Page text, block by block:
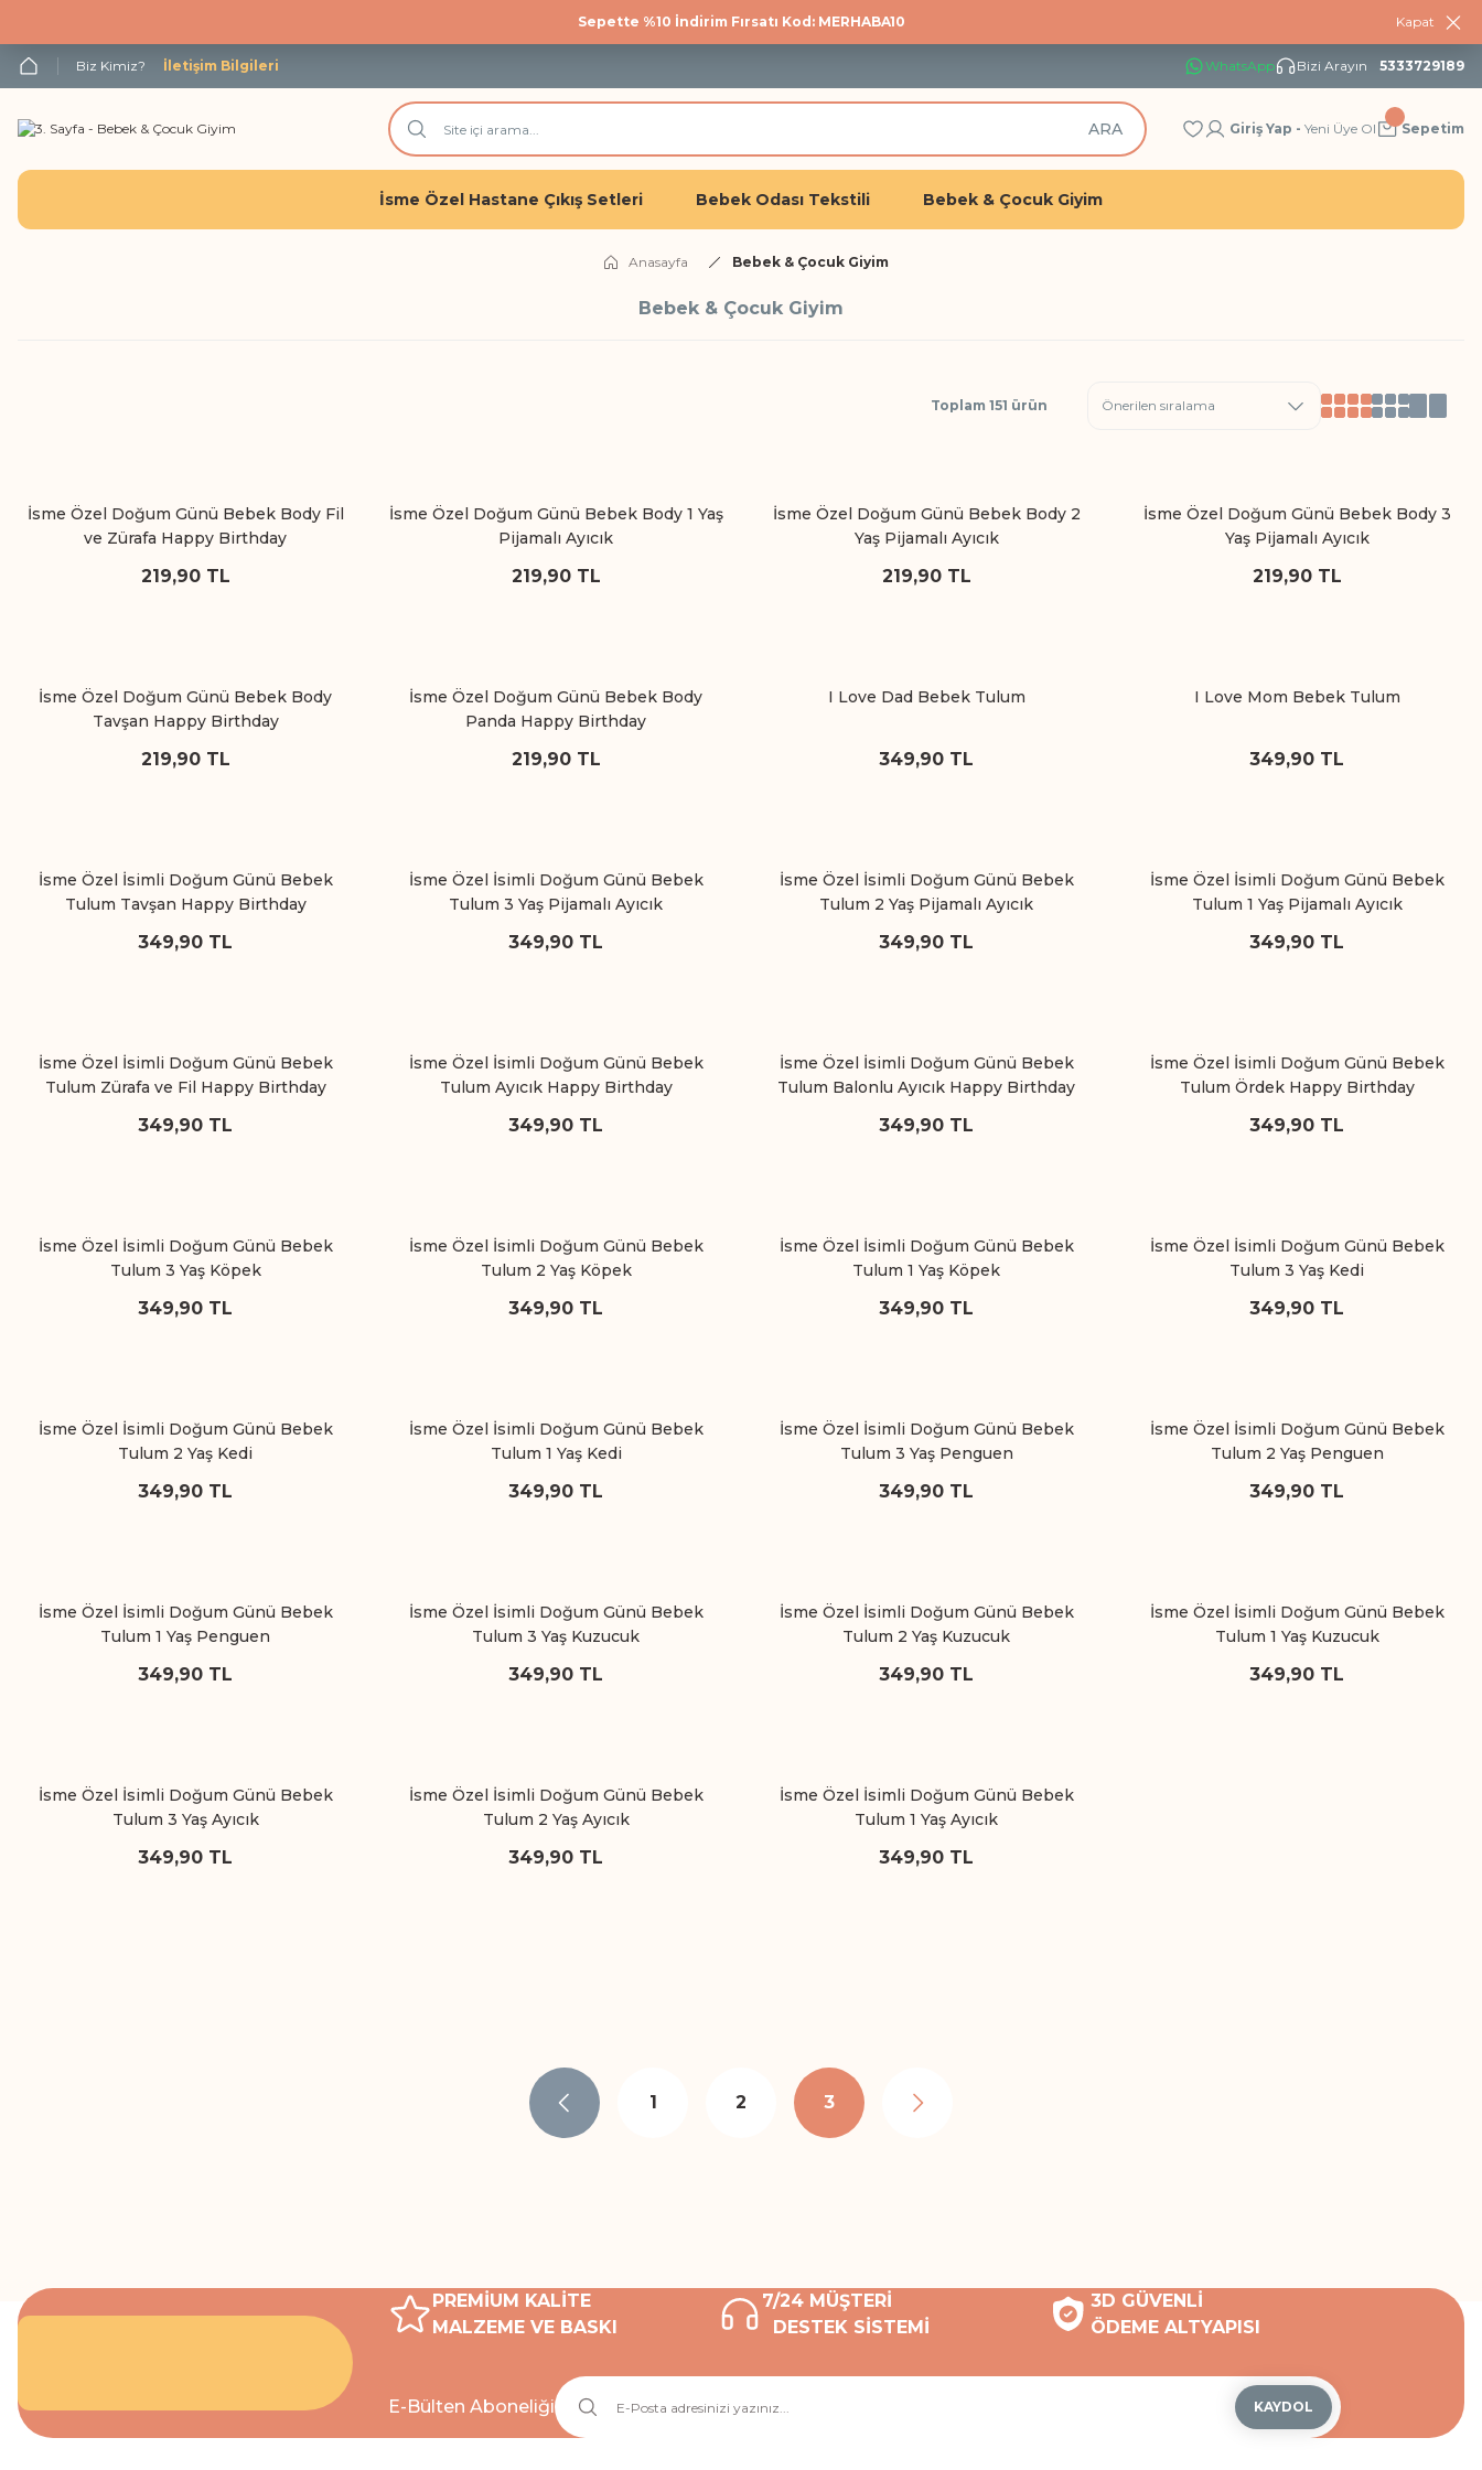
Sepette %10 İndirim Fırsatı Kod: MERHABA10 Kapat
Biz Kimiz? İletişim Bilgileri
Üye olan herkese %10 İndirim
WhatsApp Bizi Arayın 5333729189
ARA Giriş Yap - Yeni Üye Ol Sepetim
İsme Özel Hastane Çıkış Setleri Bebek Odası Tekstili Bebek & Çocuk Giyim
Anasayfa Bebek & Çocuk Giyim
Bebek & Çocuk Giyim
Toplam 151 ürün
İsme Özel Doğum Günü Bebek Body Fil
ve Zürafa Happy Birthday
219,90 TL
İsme Özel Doğum Günü Bebek Body 1 Yaş
Pijamalı Ayıcık
219,90 TL
İsme Özel Doğum Günü Bebek Body 2
Yaş Pijamalı Ayıcık
219,90 TL
İsme Özel Doğum Günü Bebek Body 3
Yaş Pijamalı Ayıcık
219,90 TL
İsme Özel Doğum Günü Bebek Body
Tavşan Happy Birthday
219,90 TL
İsme Özel Doğum Günü Bebek Body
Panda Happy Birthday
219,90 TL
I Love Dad Bebek Tulum
349,90 TL
I Love Mom Bebek Tulum
349,90 TL
İsme Özel İsimli Doğum Günü Bebek
Tulum Tavşan Happy Birthday
349,90 TL
İsme Özel İsimli Doğum Günü Bebek
Tulum 3 Yaş Pijamalı Ayıcık
349,90 TL
İsme Özel İsimli Doğum Günü Bebek
Tulum 2 Yaş Pijamalı Ayıcık
349,90 TL
İsme Özel İsimli Doğum Günü Bebek
Tulum 1 Yaş Pijamalı Ayıcık
349,90 TL
İsme Özel İsimli Doğum Günü Bebek
Tulum Zürafa ve Fil Happy Birthday
349,90 TL
İsme Özel İsimli Doğum Günü Bebek
Tulum Ayıcık Happy Birthday
349,90 TL
İsme Özel İsimli Doğum Günü Bebek
Tulum Balonlu Ayıcık Happy Birthday
349,90 TL
İsme Özel İsimli Doğum Günü Bebek
Tulum Ördek Happy Birthday
349,90 TL
İsme Özel İsimli Doğum Günü Bebek
Tulum 3 Yaş Köpek
349,90 TL
İsme Özel İsimli Doğum Günü Bebek
Tulum 2 Yaş Köpek
349,90 TL
İsme Özel İsimli Doğum Günü Bebek
Tulum 1 Yaş Köpek
349,90 TL
İsme Özel İsimli Doğum Günü Bebek
Tulum 3 Yaş Kedi
349,90 TL
İsme Özel İsimli Doğum Günü Bebek
Tulum 2 Yaş Kedi
349,90 TL
İsme Özel İsimli Doğum Günü Bebek
Tulum 1 Yaş Kedi
349,90 TL
İsme Özel İsimli Doğum Günü Bebek
Tulum 3 Yaş Penguen
349,90 TL
İsme Özel İsimli Doğum Günü Bebek
Tulum 2 Yaş Penguen
349,90 TL
İsme Özel İsimli Doğum Günü Bebek
Tulum 1 Yaş Penguen
349,90 TL
İsme Özel İsimli Doğum Günü Bebek
Tulum 3 Yaş Kuzucuk
349,90 TL
İsme Özel İsimli Doğum Günü Bebek
Tulum 2 Yaş Kuzucuk
349,90 TL
İsme Özel İsimli Doğum Günü Bebek
Tulum 1 Yaş Kuzucuk
349,90 TL
İsme Özel İsimli Doğum Günü Bebek
Tulum 3 Yaş Ayıcık
349,90 TL
İsme Özel İsimli Doğum Günü Bebek
Tulum 2 Yaş Ayıcık
349,90 TL
İsme Özel İsimli Doğum Günü Bebek
Tulum 1 Yaş Ayıcık
349,90 TL
1 2 3
PREMİUM KALİTE
MALZEME VE BASKI
7/24 MÜŞTERİ
DESTEK SİSTEMİ
3D GÜVENLİ
ÖDEME ALTYAPISI
E-Bülten Aboneliği KAYDOL